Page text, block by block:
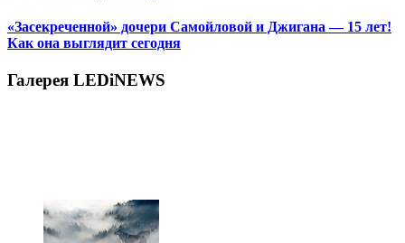
«Засекреченной» дочери Самойловой и Джигана — 15 лет!
Как она выглядит сегодня
Галерея LEDiNEWS